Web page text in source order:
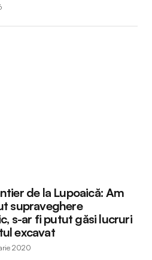
de la Lupoaică: Am
supraveghere
s-ar fi putut găsi lucruri
excavat
2020